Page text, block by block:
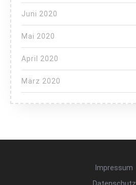
Juni 2020
Mai 2020
April 2020
März 2020
Impressum